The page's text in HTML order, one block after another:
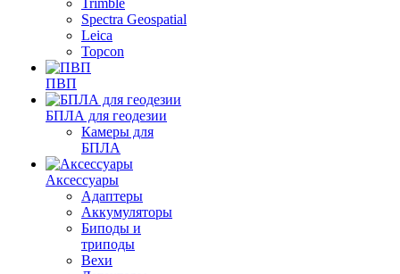
Trimble
Spectra Geospatial
Leica
Topcon
ПВП
БПЛА для геодезии
Камеры для
БПЛА
Аксессуары
Адаптеры
Аккумуляторы
Биподы и
триподы
Вехи